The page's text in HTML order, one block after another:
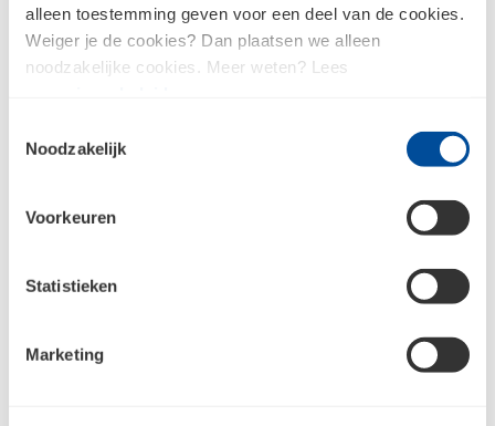
alleen toestemming geven voor een deel van de cookies.
Weiger je de cookies? Dan plaatsen we alleen
noodzakelijke cookies. Meer weten? Lees
Noodzakelijk
Voorkeuren
Statistieken
Marketing
Wachtwoord vergeten?
Nog geen account?
Als je nog geen account hebt bij Bouwcenter Concordia,
Ik heb nog geen account en wil me registreren